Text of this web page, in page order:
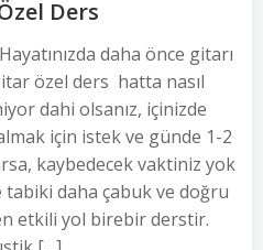
Ders
daha önce gitarı
özel ders hatta nasıl
dahi olsanız, içinizde
için istek ve günde 1-2
kaybedecek vaktiniz yok
daha çabuk ve doğru
etkili yol birebir derstir.